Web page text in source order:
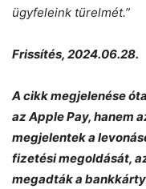
ügyfeleink türelmét.”
Frissítés, 2024.06.28.
A cikk megjelenése
az Apple Pay, hanem
megjelentek a
fizetési megoldását,
megadták a